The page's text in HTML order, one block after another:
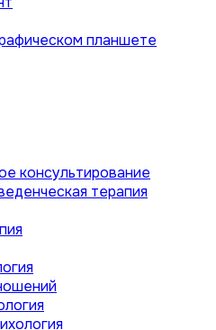
планшете
консультирование
терапия